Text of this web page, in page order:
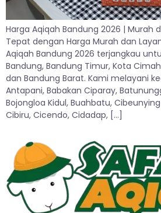
Harga Aqiqah Bandung 2026 | Murah
Tepat dengan Harga Murah dan
Aqiqah Bandung 2026 terjangkau
Bandung, Bandung Timur, Kota
dan Bandung Barat. Kami melayani
Antapani, Babakan Ciparay,
Bojongloa Kidul, Buahbatu,
Cibiru, Cicendo, Cidadap, […]